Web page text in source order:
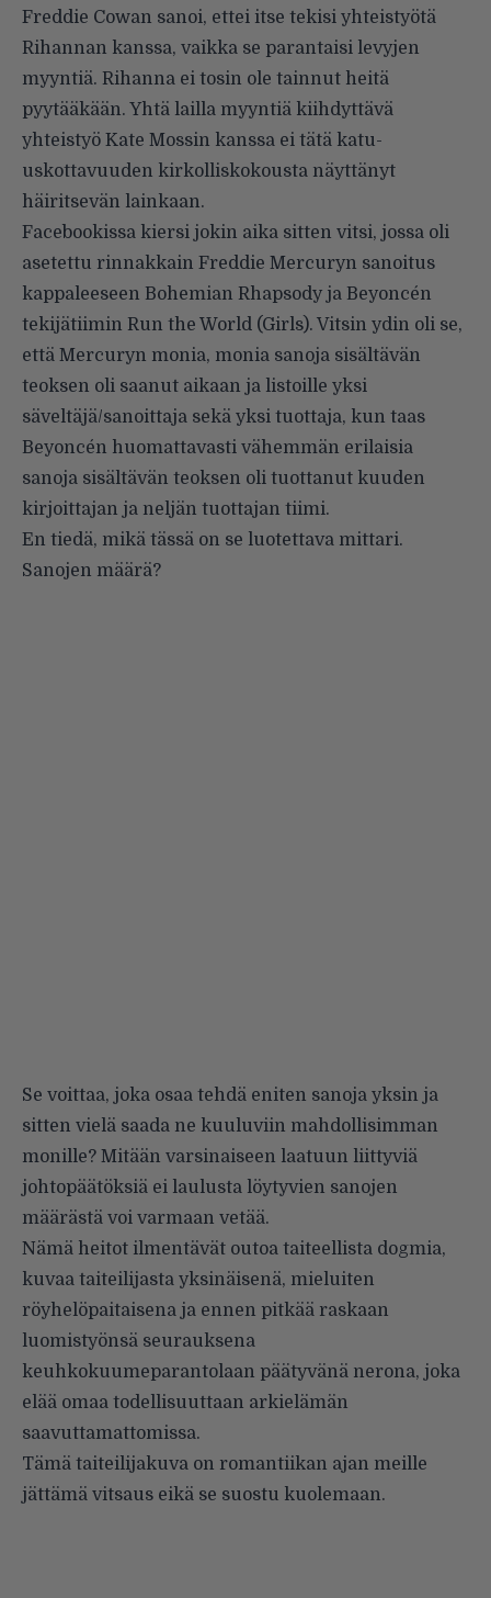
Freddie Cowan sanoi, ettei itse tekisi yhteistyötä
Rihannan kanssa, vaikka se parantaisi levyjen
myyntiä. Rihanna ei tosin ole tainnut heitä
pyytääkään. Yhtä lailla myyntiä kiihdyttävä
yhteistyö Kate Mossin kanssa ei tätä katu-
uskottavuuden kirkolliskokousta näyttänyt
häiritsevän lainkaan.
Facebookissa kiersi jokin aika sitten vitsi, jossa oli
asetettu rinnakkain Freddie Mercu­ryn sanoitus
kappaleeseen Bohemian Rhapsody ja Beyoncén
tekijätiimin Run the World (Girls). Vitsin ydin oli se,
että Mercuryn monia, monia sanoja sisältävän
teoksen oli saanut aikaan ja listoille yksi
säveltäjä/sanoittaja sekä yksi tuottaja, kun taas
Beyoncén huomattavasti vähemmän erilaisia
sanoja sisältävän teoksen oli tuottanut kuuden
kirjoittajan ja neljän tuottajan tiimi.
En tiedä, mikä tässä on se luotettava mittari.
Sanojen määrä?
Se voittaa, joka osaa tehdä eniten sanoja yksin ja
sitten vielä saada ne kuuluviin mahdollisimman
monille? Mitään varsinaiseen laatuun liittyviä
johtopäätöksiä ei laulusta löytyvien sanojen
määrästä voi varmaan vetää.
Nämä heitot ilmentävät outoa taiteellista dogmia,
kuvaa taiteilijasta yksinäisenä, mieluiten
röyhelöpaitaisena ja ennen pitkää raskaan
luomistyönsä seurauksena
keuhkokuumeparantolaan päätyvänä nerona, joka
elää omaa todellisuuttaan arkielämän
saavuttamattomissa.
Tämä taiteilijakuva on romantiikan ajan meille
jättämä vitsaus eikä se suostu kuolemaan.